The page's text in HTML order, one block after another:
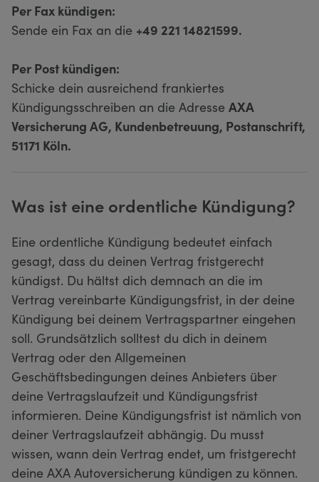
Per Fax kündigen:
Sende ein Fax an die +49 221 14821599.
Per Post kündigen:
Schicke dein ausreichend frankiertes
Kündigungsschreiben an die Adresse AXA
Versicherung AG, Kundenbetreuung, Postanschrift,
51171 Köln.
Was ist eine ordentliche Kündigung?
Eine ordentliche Kündigung bedeutet einfach
gesagt, dass du deinen Vertrag fristgerecht
kündigst. Du hältst dich demnach an die im
Vertrag vereinbarte Kündigungsfrist, in der deine
Kündigung bei deinem Vertragspartner eingehen
soll. Grundsätzlich solltest du dich in deinem
Vertrag oder den Allgemeinen
Geschäftsbedingungen deines Anbieters über
deine Vertragslaufzeit und Kündigungsfrist
informieren. Deine Kündigungsfrist ist nämlich von
deiner Vertragslaufzeit abhängig. Du musst
wissen, wann dein Vertrag endet, um fristgerecht
deine AXA Autoversicherung kündigen zu können.